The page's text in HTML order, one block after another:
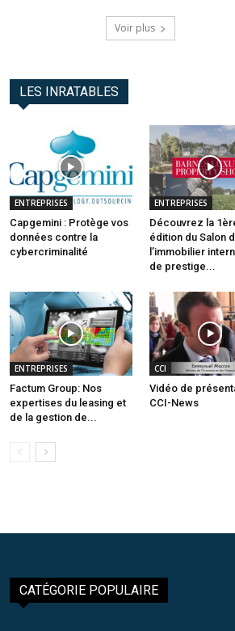
Voir plus
LES INRATABLES
ENTREPRISES
Capgemini : Protège vos
données contre la
cybercriminalité
ENTREPRISES
Découvrez la
édition du Salon
l’immobilier
de prestige...
ENTREPRISES
Factum Group: Nos
expertises du leasing et
de la gestion de...
CCI
Vidéo de
CCI-News
CATÉGORIE POPULAIRE